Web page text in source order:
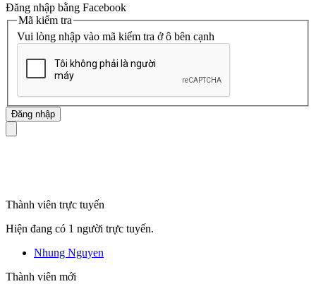
Đăng nhập bằng Facebook
Mã kiểm tra
Vui lòng nhập vào mã kiểm tra ở ô bên cạnh
Thành viên trực tuyến
Hiện đang có 1 người trực tuyến.
Nhung Nguyen
Thành viên mới